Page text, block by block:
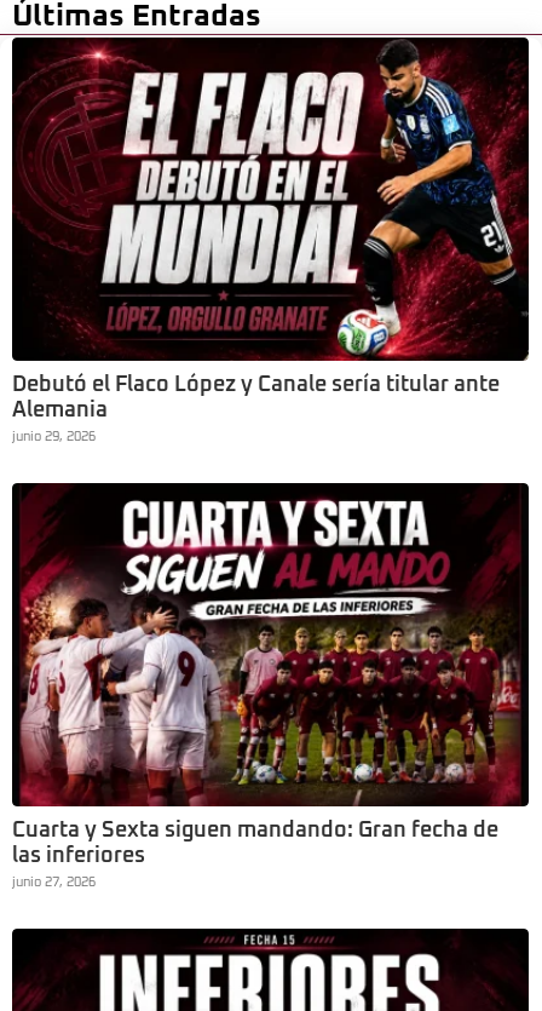
Últimas Entradas
Debutó el Flaco López y Canale sería titular ante
Alemania
junio 29, 2026
Cuarta y Sexta siguen mandando: Gran fecha de
las inferiores
junio 27, 2026